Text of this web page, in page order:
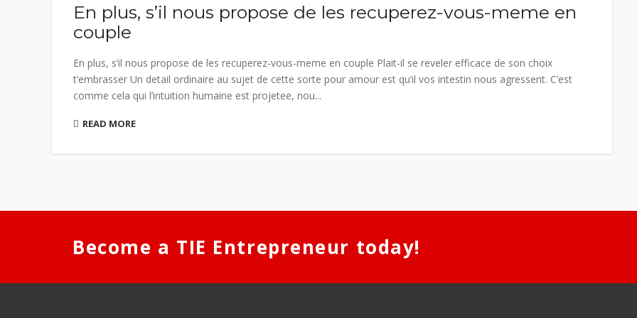
En plus, s’il nous propose de les recuperez-vous-meme en
couple
En plus, s’il nous propose de les recuperez-vous-meme en couple Plait-il se reveler efficace de son choix
t’embrasser Un detail ordinaire au sujet de cette sorte pour amour est qu’il vos intestin nous agressent. C’est
comme cela qui l’intuition humaine est projetee, nou...
READ MORE
Become a TIE Entrepreneur today!